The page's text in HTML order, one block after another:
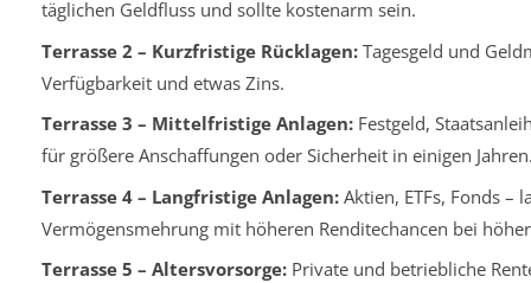
täglichen Geldfluss und sollte kostenarm sein.
Terrasse 2 – Kurzfristige Rücklagen:Tagesgeld und
Verfügbarkeit und etwas Zins.
Terrasse 3 – Mittelfristige Anlagen:Festgeld,
für größere Anschaffungen oder Sicherheit in einigen
Terrasse 4 – Langfristige Anlagen:Aktien, ETFs, Fonds –
Vermögensmehrung mit höheren Renditechancen bei
Terrasse 5 – Altersvorsorge:Private und betriebliche